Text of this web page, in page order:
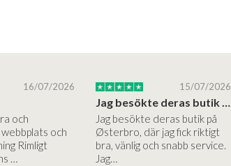
16/07/2026
och
och
Rimligt
…
15/07/2026
Jag besökte deras butik på Østerbro.
Jag besökte deras butik på
Østerbro, där jag fick riktigt
bra, vänlig och snabb service.
Jag…